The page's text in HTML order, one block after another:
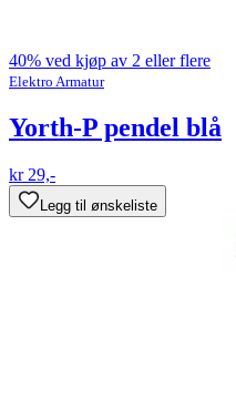
40% ved kjøp av 2 eller flere
Elektro Armatur
Yorth-P pendel blå
kr 29,-
Legg til ønskeliste